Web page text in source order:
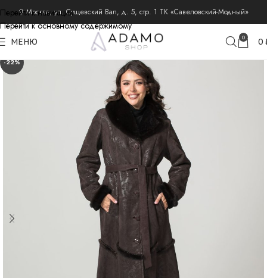
Перейти к навигации
Перейти к основному содержимому
⚲ Москва, ул. Сущевский Вал, д. 5, стр. 1 ТК «Савеловский-Модный»
МЕНЮ 0 0
главная распродажа🏷️
-22%